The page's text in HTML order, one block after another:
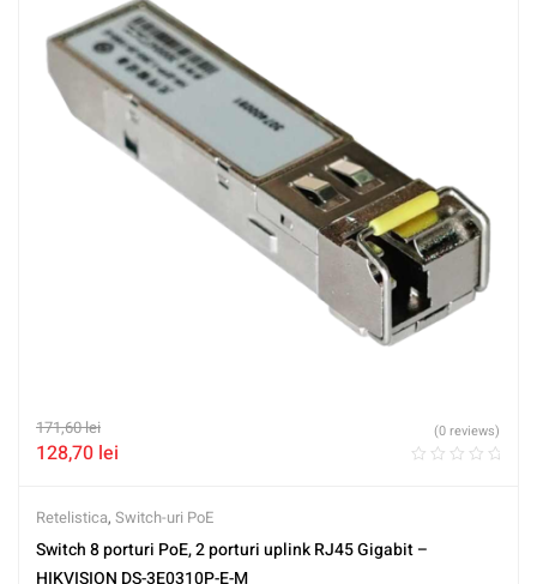
171,60lei
128,70 lei
(0 reviews)
Retelistica, Switch-uri PoE
Switch 8 porturi PoE, 2 porturi uplink RJ45 Gigabit –
HIKVISION DS-3E0310P-E-M